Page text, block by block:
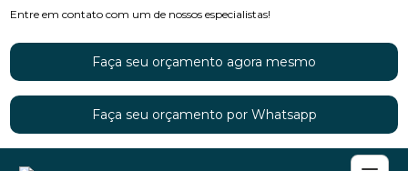
Entre em contato com um de nossos especialistas!
Faça seu orçamento agora mesmo
Faça seu orçamento por Whatsapp